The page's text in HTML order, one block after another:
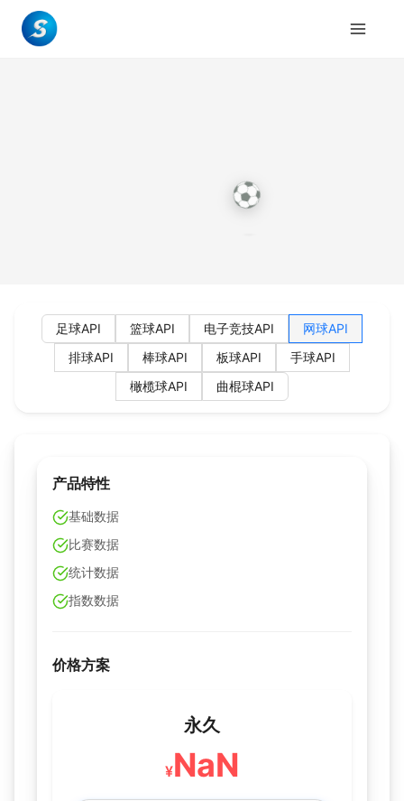
足球API 篮球API 电子竞技API
网球API
排球API
棒球API 板球API
手球API
橄榄球API
曲棍球API
产品特性
基础数据
比赛数据
统计数据
指数数据
价格方案
永久
¥NaN